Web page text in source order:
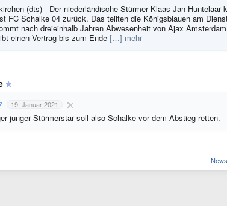
(dts) - Der niederländische Stürmer Klaas-Jan Huntelaar
FC Schalke 04 zurück. Das teilten die Königsblauen am
nach dreieinhalb Jahren Abwesenheit von Ajax
einen Vertrag bis zum Ende […] mehr
19. Januar 2021
junger Stürmerstar soll also Schalke vor dem Abstieg retten.